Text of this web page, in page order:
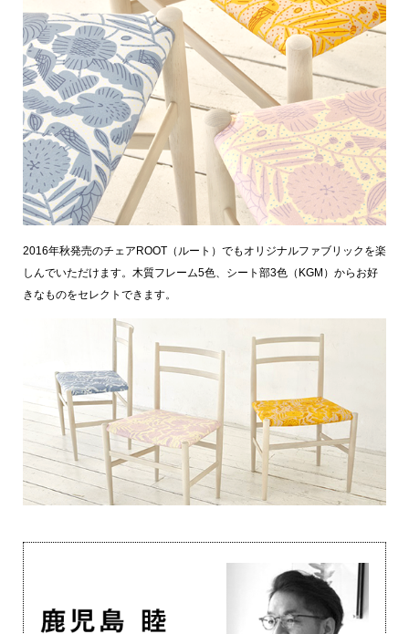
2016年秋発売のチェアROOT（ルート）でもオリジナルファブリックを楽
しんでいただけます。木質フレーム5色、シート部3色（KGM）からお好
きなものをセレクトできます。